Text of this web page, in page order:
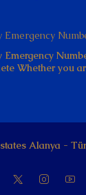
Emergency
Emergency
Whether you
Alanya -